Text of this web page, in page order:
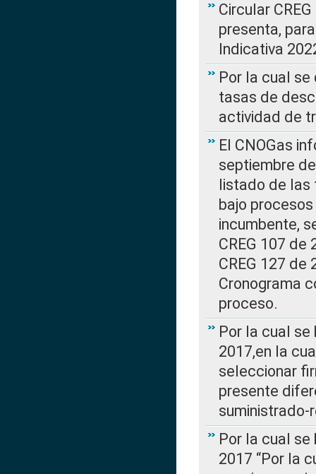
Circular
presenta,
Indicativa
Por la cual
tasas de
actividad de
El CNOGas
septiembre
listado de las
bajo
incumbente,
CREG 107
CREG 127 de
Cronograma
proceso.
Por la cual se
2017,en la
seleccionar
presente
Por la cual se
2017 “Por la